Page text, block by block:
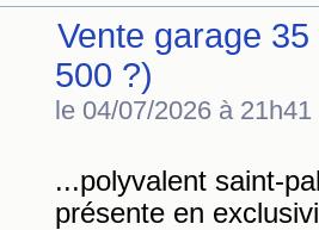
Vente garage
500 ?)
le 04/07/2026 à 21h41
...polyvalent saint-
présente en